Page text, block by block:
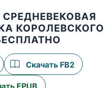
КОРОЛЕВСКОГО
Скачать FB2